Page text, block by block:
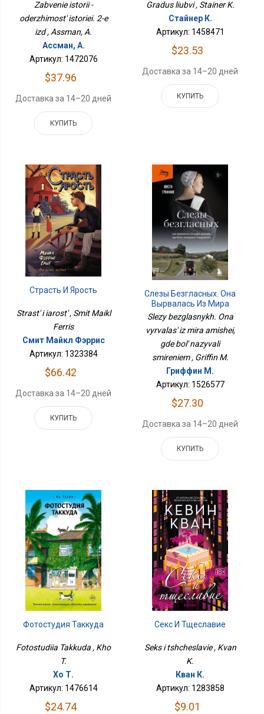
2-Е Изд
Zabvenie istorii -
oderzhimost' istoriei. 2-e
izd , Assman, A.
Ассман, А.
Артикул: 1472076
$37.96
Доставка за 14–20 дней
КУПИТЬ
Gradus liubvi , Stainer K.
Стайнер К.
Артикул: 1458471
$23.53
Доставка за 14–20 дней
КУПИТЬ
Страсть И Ярость
Strast' i iarost' , Smit Maikl
Ferris
Смит Майкл Фэррис
Артикул: 1323384
$66.42
Доставка за 14–20 дней
КУПИТЬ
Слезы Безгласных. Она
Вырвалась Из Мира
Амишей, Где Боль
Называли Смирением
Slezy bezglasnykh. Ona
vyrvalas' iz mira amishei,
gde bol' nazyvali
smireniem , Griffin M.
Гриффин М.
Артикул: 1526577
$27.30
Доставка за 14–20 дней
КУПИТЬ
Фотостудия Таккуда
Fotostudiia Takkuda , Kho
T.
Хо Т.
Артикул: 1476614
$24.74
Секс И Тщеславие
Seks i tshcheslavie , Kvan
K.
Кван К.
Артикул: 1283858
$9.01